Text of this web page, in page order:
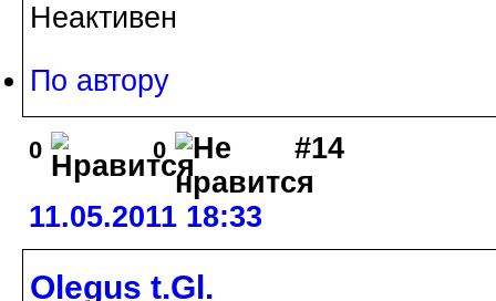
Неактивен
По автору
0 0 #14
11.05.2011 18:33
Olegus t.Gl.